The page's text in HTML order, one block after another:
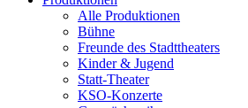
Alle Produktionen
Bühne
Freunde des Stadttheaters
Kinder & Jugend
Statt-Theater
KSO-Konzerte